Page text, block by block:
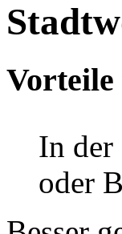
In der
oder